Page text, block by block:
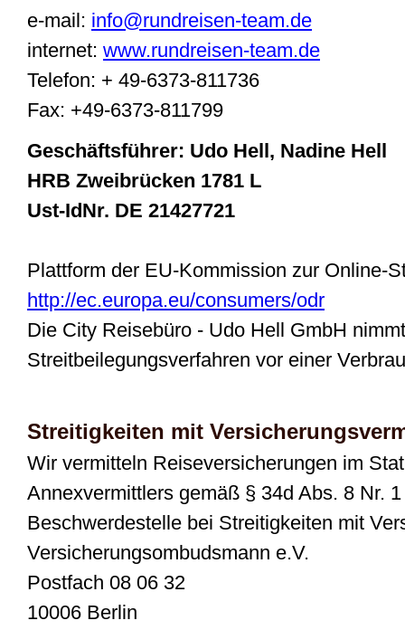
e-mail: info@rundreisen-team.de
internet: www.rundreisen-team.de
Telefon: + 49-6373-811736
Fax: +49-6373-811799
Geschäftsführer: Udo Hell, Nadine Hell
HRB Zweibrücken 1781 L
Ust-IdNr. DE 21427721
Plattform der EU-Kommission zur Online-
http://ec.europa.eu/consumers/odr
Die City Reisebüro - Udo Hell GmbH
Streitbeilegungsverfahren vor einer
Streitigkeiten mit
Wir vermitteln Reiseversicherungen im
Annexvermittlers gemäß § 34d Abs. 8 Nr.
Beschwerdestelle bei Streitigkeiten mit
Versicherungsombudsmann e.V.
Postfach 08 06 32
10006 Berlin